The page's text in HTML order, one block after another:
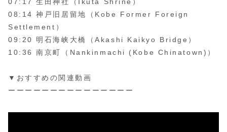
08:14 神戸旧居留地（Kobe Former Foreign
Settlement）
09:20 明石海峡大橋（Akashi Kaikyo Bridge）
10:36 南京町（Nankinmachi (Kobe Chinatown)）
▼おすすめの関連動画
ーーーーーーーーーーーーーーー